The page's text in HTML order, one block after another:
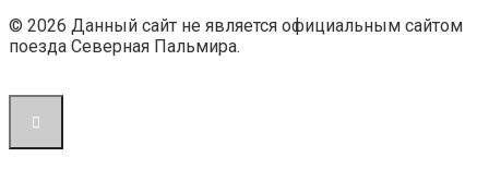
© 2026 Данный сайт не является официальным сайтом
поезда Северная Пальмира.